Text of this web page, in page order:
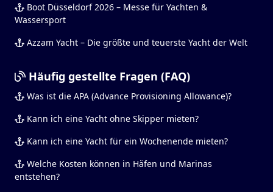
Boot Düsseldorf 2026 – Messe für Yachten &
Wassersport
Azzam Yacht – Die größte und teuerste Yacht der Welt
Häufig gestellte Fragen (FAQ)
Was ist die APA (Advance Provisioning Allowance)?
Kann ich eine Yacht ohne Skipper mieten?
Kann ich eine Yacht für ein Wochenende mieten?
Welche Kosten können in Häfen und Marinas
entstehen?